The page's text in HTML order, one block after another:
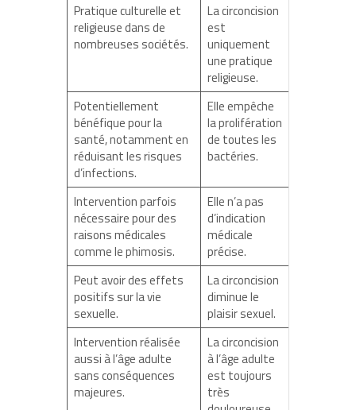
Pratique culturelle et
religieuse dans de
nombreuses sociétés.
La circoncision
est
uniquement
une pratique
religieuse.
Potentiellement
bénéfique pour la
santé, notamment en
réduisant les risques
d’infections.
Elle empêche
la prolifération
de toutes les
bactéries.
Intervention parfois
nécessaire pour des
raisons médicales
comme le phimosis.
Elle n’a pas
d’indication
médicale
précise.
Peut avoir des effets
positifs sur la vie
sexuelle.
La circoncision
diminue le
plaisir sexuel.
Intervention réalisée
aussi à l’âge adulte
sans conséquences
majeures.
La circoncision
à l’âge adulte
est toujours
très